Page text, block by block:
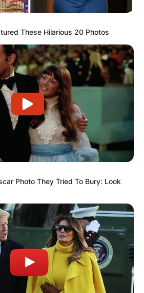
pexels/tarawinstead)
besi, kalium, kalsium serta
dibandingkan garam biasa
These Hilarious 20 Photos
Photo They Tried To Bury: Look